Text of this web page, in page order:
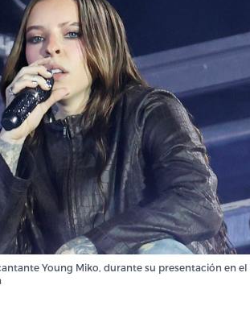
Young Miko, durante su presentación en el